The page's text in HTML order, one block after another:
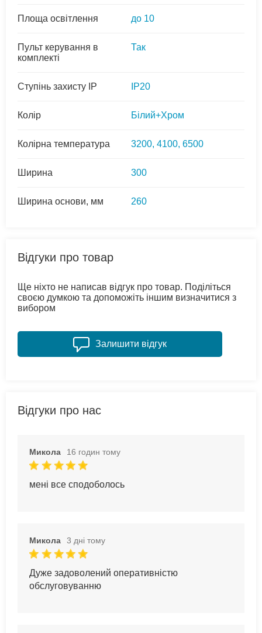
Площа освітлення до 10
Пульт керування в
комплекті
Так
Ступінь захисту IP IP20
Колір Білий+Хром
Колірна температура 3200, 4100, 6500
Ширина 300
Ширина основи, мм 260
Відгуки про товар
Ще ніхто не написав відгук про товар. Поділіться
своєю думкою та допоможіть іншим визначитися з
вибором
Залишити відгук
Відгуки про нас
Микола 16 годин тому
мені все сподоболось
Микола 3 дні тому
Дуже задоволений оперативністю
обслуговуванню